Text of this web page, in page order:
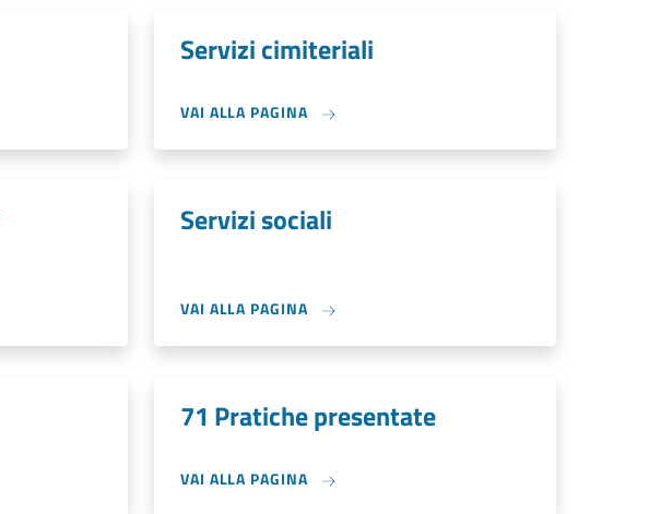
Servizi cimiteriali
VAI ALLA PAGINA
Servizi sociali
VAI ALLA PAGINA
71 Pratiche presentate
VAI ALLA PAGINA